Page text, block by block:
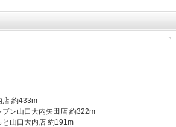
店 約433m
ブン山口大内矢田店 約322m
と山口大内店 約191m